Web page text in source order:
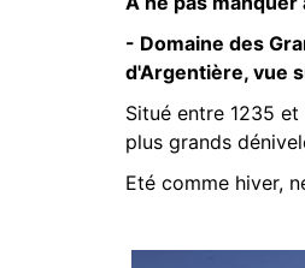
- Domaine des
d'Argentière, vue
Situé entre 1235
plus grands
Eté comme hiver,